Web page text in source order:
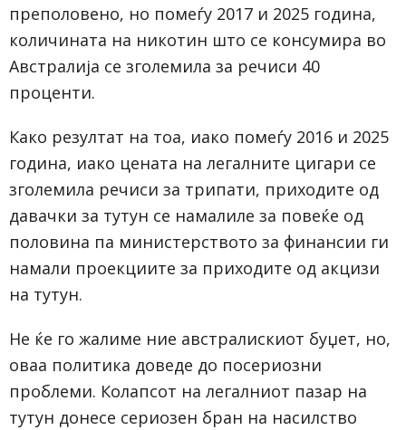
преполовено, но помеѓу 2017 и 2025 година,
количината на никотин што се консумира во
Австралија се зголемила за речиси 40
проценти.
Како резултат на тоа, иако помеѓу 2016 и 2025
година, иако цената на легалните цигари се
зголемила речиси за трипати, приходите од
давачки за тутун се намалиле за повеќе од
половина па министерството за финансии ги
намали проекциите за приходите од акцизи
на тутун.
Не ќе го жалиме ние австралискиот буџет, но,
оваа политика доведе до посериозни
проблеми. Колапсот на легалниот пазар на
тутун донесе сериозен бран на насилство